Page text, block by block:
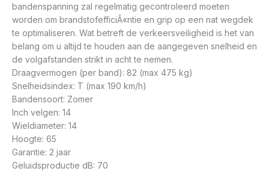
bandenspanning zal regelmatig gecontroleerd moeten
worden om brandstofefficiÃ«ntie en grip op een nat wegdek
te optimaliseren. Wat betreft de verkeersveiligheid is het van
belang om u altijd te houden aan de aangegeven snelheid en
de volgafstanden strikt in acht te nemen.
Draagvermogen (per band): 82 (max 475 kg)
Snelheidsindex: T (max 190 km/h)
Bandensoort: Zomer
Inch velgen: 14
Wieldiameter: 14
Hoogte: 65
Garantie: 2 jaar
Geluidsproductie dB: 70